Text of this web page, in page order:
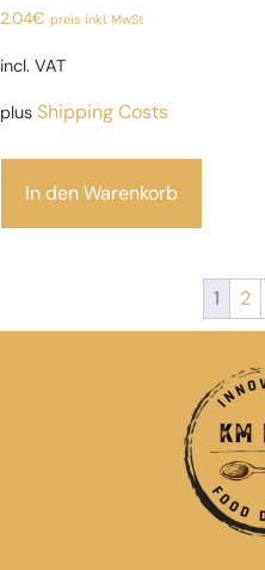
2.04€ preis inkl. MwSt
incl. VAT
plus Shipping Costs
In den Warenkorb
1 2